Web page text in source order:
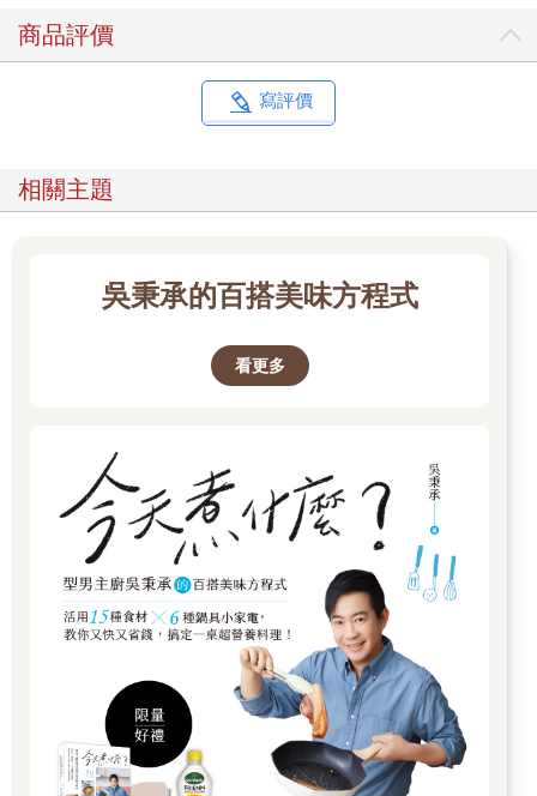
商品評價
寫評價
相關主題
吳秉承的百搭美味方程式
看更多